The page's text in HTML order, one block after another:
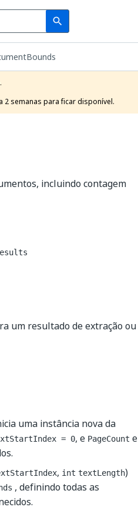
search
Search
2 semanas para ficar disponível.
incluindo contagem
um resultado de extração ou
uma instância nova da
= 0, e PageCount e
, int textLength)
, definindo todas as